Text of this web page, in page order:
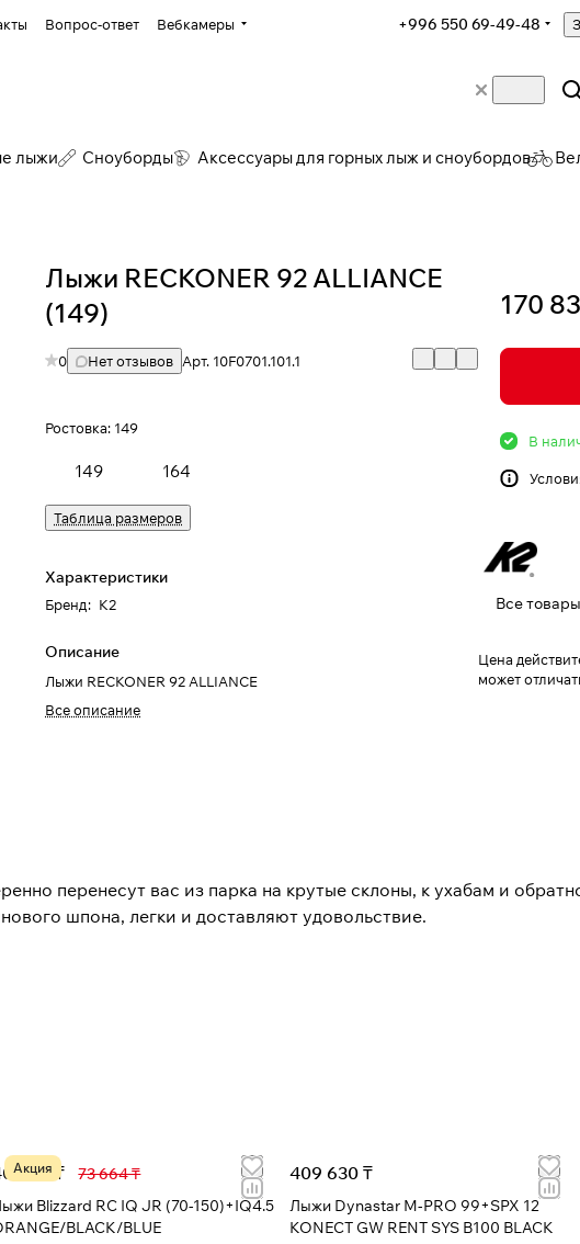
Вопрос-ответ Вебкамеры +996 550 69-49-48
лыжи Сноуборды Аксессуары для горных лыж и сноубордов
Лыжи RECKONER 92 ALLIANCE
(149)
0 Нет отзывов Арт. 10F0701.101.1
Ростовка: 149
149 164
Таблица размеров
Характеристики
Бренд: K2
Описание
Лыжи RECKONER 92 ALLIANCE
Все описание
170
В
Все
Цена
может
перенесут вас из парка на крутые склоны, к ухабам и
шпона, легки и доставляют удовольствие.
Акция
800 ₸
73 664 ₸
Blizzard RC IQ JR (70-150)+IQ4.5
BLACK/BLUE
409 630 ₸
Лыжи Dynastar M-PRO 99+SPX 12
KONECT GW RENT SYS B100 BLACK